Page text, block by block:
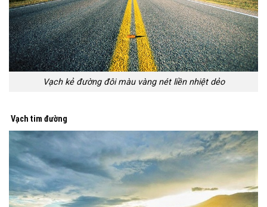
Vạch kẻ đường đôi màu vàng nét liền nhiệt dẻo
Vạch tim đường